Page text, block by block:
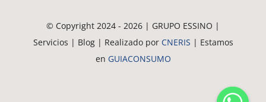
© Copyright 2024 - 2026 | GRUPO ESSINO |
Servicios | Blog | Realizado por CNERIS | Estamos
en GUIACONSUMO
Crematorio de